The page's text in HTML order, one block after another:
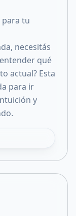
para tu
necesitás
qué
actual? Esta
para ir
y